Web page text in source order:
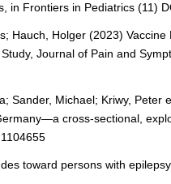
in Frontiers in Pediatrics (11)
Hauch, Holger (2023)
Journal of Pain and
Sander, Michael; Kriwy,
cross-sectional,
toward persons with